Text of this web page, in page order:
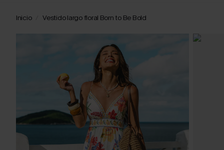
Inicio Vestido largo floral Born to Be Bold